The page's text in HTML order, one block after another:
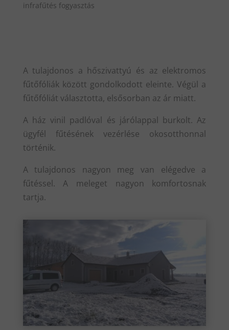
infrafűtés fogyasztás
A tulajdonos a hőszivattyú és az elektromos
fűtőfóliák között gondolkodott eleinte. Végül a
fűtőfóliát választotta, elsősorban az ár miatt.
A ház vinil padlóval és járólappal burkolt. Az
ügyfél fűtésének vezérlése okosotthonnal
történik.
A tulajdonos nagyon meg van elégedve a
fűtéssel. A meleget nagyon komfortosnak
tartja.